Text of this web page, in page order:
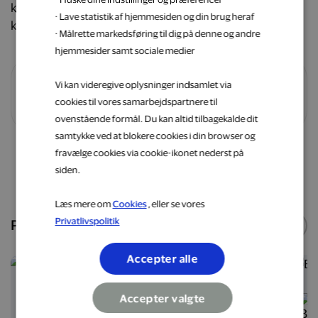
kundetilfredshed og et stort udvalg af
kvalitetsmaterialer såsom velour, hør og uld.
Vilkår og betingelser
Populære webshops
· Lave statistik af hjemmesiden og din brug heraf
· Målrette markedsføring til dig på denne og andre
hjemmesider samt sociale medier
Vi kan videregive oplysninger indsamlet via
cookies til vores samarbejdspartnere til
ovenstående formål. Du kan altid tilbagekalde dit
samtykke ved at blokere cookies i din browser og
fravælge cookies via cookie-ikonet nederst på
siden.
Læs mere omCookies, eller se vores
Privatlivspolitik
Accepter alle
Accepter valgte